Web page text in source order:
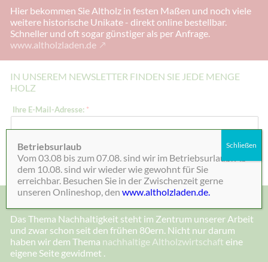
Hier bekommen Sie Altholz in festen Maßen und noch viele
weitere historische Unikate - direkt online bestellbar.
Schneller und oft sogar günstiger als per Anfrage.
www.altholzladen.de
IN UNSEREM NEWSLETTER FINDEN SIE JEDE MENGE
HOLZ
h
e
M
d
r
e
s
s
e
Ihre E-Mail-Adresse: *
Absenden
Das Thema Nachhaltigkeit steht im Zentrum unserer Arbeit
und zwar schon seit den frühen 80ern. Nicht nur darum
haben wir dem Thema nachhaltige Altholzwirtschaft eine
eigene Seite gewidmet .
Betriebsurlaub
Vom 03.08 bis zum 07.08. sind wir im Betriebsurlaub. Ab
dem 10.08. sind wir wieder wie gewohnt für Sie
erreichbar. Besuchen Sie in der Zwischenzeit gerne
unseren Onlineshop, denwww.altholzladen.de.
Schließen